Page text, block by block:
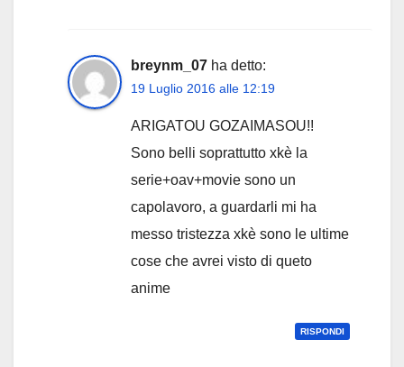
breynm_07 ha detto:
19 Luglio 2016 alle 12:19
ARIGATOU GOZAIMASOU!!
Sono belli soprattutto xkè la
serie+oav+movie sono un
capolavoro, a guardarli mi ha
messo tristezza xkè sono le ultime
cose che avrei visto di queto
anime
RISPONDI